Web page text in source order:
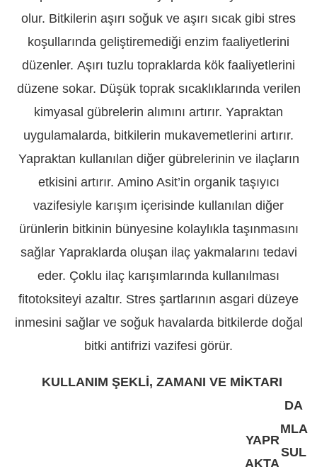
olur. Bitkilerin aşırı soğuk ve aşırı sıcak gibi stres
koşullarında geliştiremediği enzim faaliyetlerini
düzenler. Aşırı tuzlu topraklarda kök faaliyetlerini
düzene sokar. Düşük toprak sıcaklıklarında verilen
kimyasal gübrelerin alımını artırır. Yapraktan
uygulamalarda, bitkilerin mukavemetlerini artırır.
Yapraktan kullanılan diğer gübrelerinin ve ilaçların
etkisini artırır. Amino Asit’in organik taşıyıcı
vazifesiyle karışım içerisinde kullanılan diğer
ürünlerin bitkinin bünyesine kolaylıkla taşınmasını
sağlar Yapraklarda oluşan ilaç yakmalarını tedavi
eder. Çoklu ilaç karışımlarında kullanılması
fitotoksiteyi azaltır. Stres şartlarının asgari düzeye
inmesini sağlar ve soğuk havalarda bitkilerde doğal
bitki antifrizi vazifesi görür.
KULLANIM ŞEKLİ, ZAMANI VE MİKTARI
YAPR
AKTA
DA
MLA
SUL